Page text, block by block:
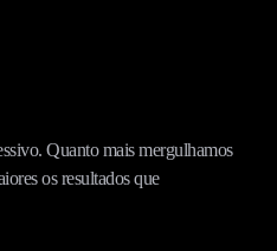
Quanto mais mergulhamos
os resultados que